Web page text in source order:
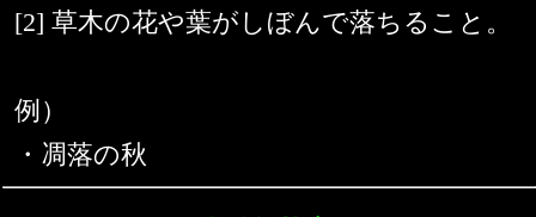
[2] 草木の花や葉がしぼんで落ちること。
例）
・凋落の秋